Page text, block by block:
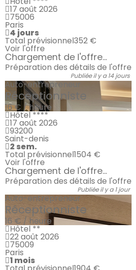
17 août 2026
75006
Paris
4 jours
Total prévisionnel352 €
Voir l'offre
Chargement de l'offre...
Préparation des détails de l'offre
Publiée il y a 14 jours
Auto-entrepreneur
Réceptionniste
16 € / heure
Hôtel ****
17 août 2026
93200
Saint-denis
2 sem.
Total prévisionnel1504 €
Voir l'offre
Chargement de l'offre...
Préparation des détails de l'offre
Publiée il y a 1 jour
Auto-entrepreneur
Réceptionniste
16 € / heure
Hôtel **
22 août 2026
75009
Paris
1 mois